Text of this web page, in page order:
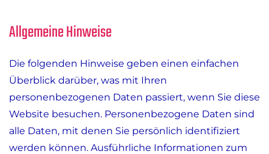
Allgemeine Hinweise
Die folgenden Hinweise geben einen einfachen
Überblick darüber, was mit Ihren
personenbezogenen Daten passiert, wenn Sie diese
Website besuchen. Personenbezogene Daten sind
alle Daten, mit denen Sie persönlich identifiziert
werden können. Ausführliche Informationen zum